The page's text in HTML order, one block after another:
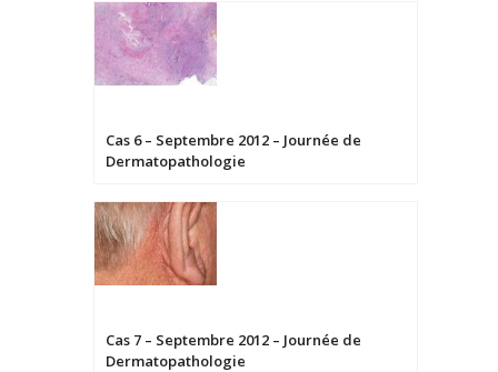
Cas 6 – Septembre 2012 – Journée de
Dermatopathologie
Cas 7 – Septembre 2012 – Journée de
Dermatopathologie